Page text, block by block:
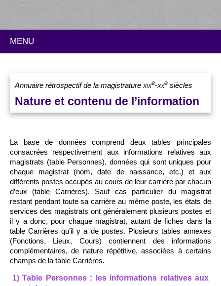
MENU
Annuaire rétrospectif de la magistrature xixe-xxe siècles
Nature et contenu de l’information
La base de données comprend deux tables principales
consacrées respectivement aux informations relatives aux
magistrats (table Personnes), données qui sont uniques pour
chaque magistrat (nom, date de naissance, etc.) et aux
différents postes occupés au cours de leur carrière par chacun
d’eux (table Carrières). Sauf cas particulier du magistrat
restant pendant toute sa carrière au même poste, les états de
services des magistrats ont généralement plusieurs postes et
il y a donc, pour chaque magistrat, autant de fiches dans la
table Carrières qu’il y a de postes. Plusieurs tables annexes
(Fonctions, Lieux, Cours) contiennent des informations
complémentaires, de nature répétitive, associées à certains
champs de la table Carrières.
1) Table Personnes : les informations relatives aux